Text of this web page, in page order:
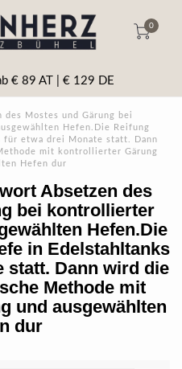
0
€ 89 AT | € 129 DE
des Mostes und Gärung bei
Hefen.Die Reifung
etwa drei Monate statt. Dann
mit kontrollierter Gärung
Hefen dur
Absetzen des
bei kontrollierter
Hefen.Die
in Edelstahltanks
statt. Dann wird die
Methode mit
und ausgewählten
dur